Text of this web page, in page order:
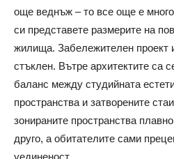
още веднъж – то все още е
си представете размерите на
жилища. Забележителен проект
стъклен. Вътре архитектите са
баланс между студийната
пространства и затворените
зонираните пространства
друго, а обитателите сами
уединеност.